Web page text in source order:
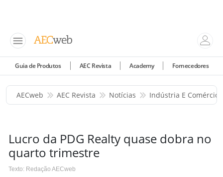
Guia de Produtos AEC Revista Academy Fornecedores
AECweb AEC Revista Notícias Indústria E Comércio
Lucro da PDG Realty quase dobra no
quarto trimestre
Texto: Redação AECweb